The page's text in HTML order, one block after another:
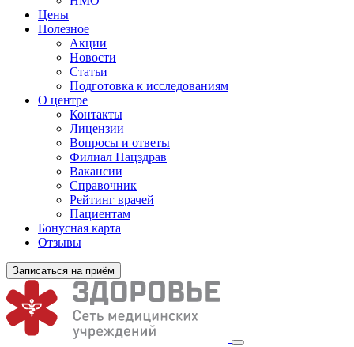
Цены
Полезное
Акции
Новости
Статьи
Подготовка к исследованиям
О центре
Контакты
Лицензии
Вопросы и ответы
Филиал Нацздрав
Вакансии
Справочник
Рейтинг врачей
Пациентам
Бонусная карта
Отзывы
Записаться на приём